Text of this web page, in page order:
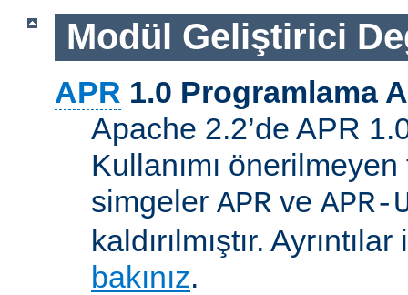
Modül Geliştirici
APR 1.0 Programlama
Apache 2.2’de APR
Kullanımı
simgeler APR ve
kaldırılmıştır.
bakınız.